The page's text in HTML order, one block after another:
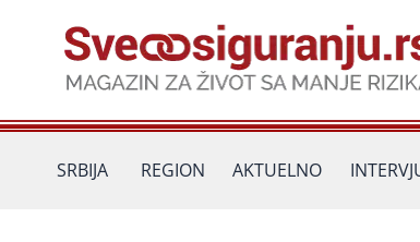
SRBIJA REGION AKTUELNO